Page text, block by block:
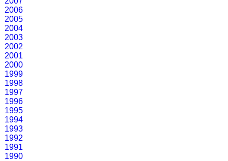
2006
2005
2004
2003
2002
2001
2000
1999
1998
1997
1996
1995
1994
1993
1992
1991
1990